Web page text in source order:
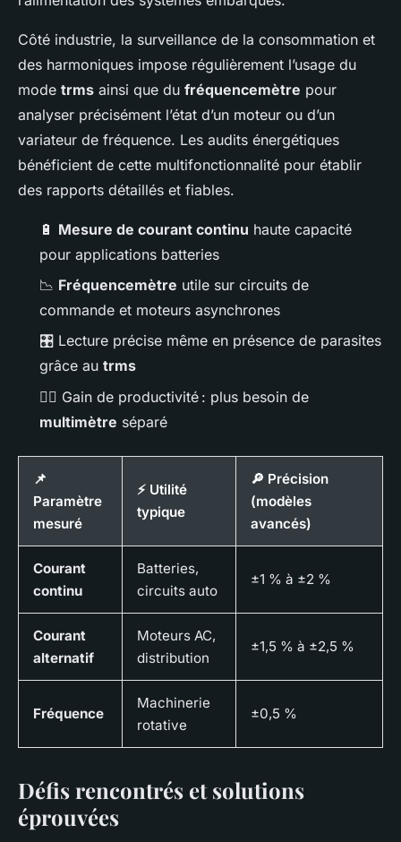
Côté industrie, la surveillance de la consommation et
des harmoniques impose régulièrement l’usage du
mode trms ainsi que du fréquencemètre pour
analyser précisément l’état d’un moteur ou d’un
variateur de fréquence. Les audits énergétiques
bénéficient de cette multifonctionnalité pour établir
des rapports détaillés et fiables.
🔋 Mesure de courant continu haute capacité
pour applications batteries
📉 Fréquencemètre utile sur circuits de
commande et moteurs asynchrones
🎛️ Lecture précise même en présence de parasites
grâce au trms
👷‍♂️ Gain de productivité : plus besoin de
multimètre séparé
📌
Paramètre
mesuré
⚡ Utilité
typique
🔎 Précision
(modèles
avancés)
Courant
continu
Batteries,
circuits auto
±1 % à ±2 %
Courant
alternatif
Moteurs AC,
distribution
±1,5 % à ±2,5 %
Fréquence
Machinerie
rotative
±0,5 %
Défis rencontrés et solutions
éprouvées